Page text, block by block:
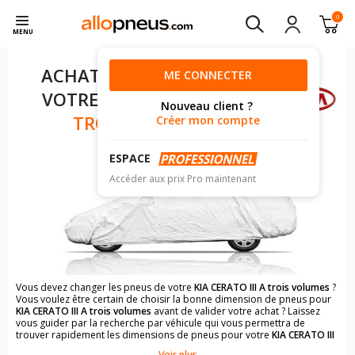
MENU
0
ME CONNECTER
Nouveau client ?
Créer mon compte
ESPACE
Accéder aux prix Pro maintenant
ACHAT DE PNEUS POUR
VOTRE KIA CERATO III A
TROIS VOLUMES
Vous devez changer les pneus de votre KIA CERATO III A trois volumes ?
Vous voulez être certain de choisir la bonne dimension de pneus pour
KIA CERATO III A trois volumes avant de valider votre achat ? Laissez
vous guider par la recherche par véhicule qui vous permettra de
trouver rapidement les dimensions de pneus pour votre KIA CERATO III